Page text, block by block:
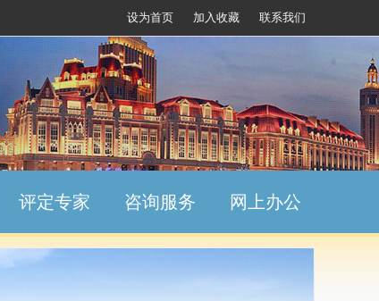
设为首页 加入收藏 联系我们
评定专家 咨询服务 网上办公